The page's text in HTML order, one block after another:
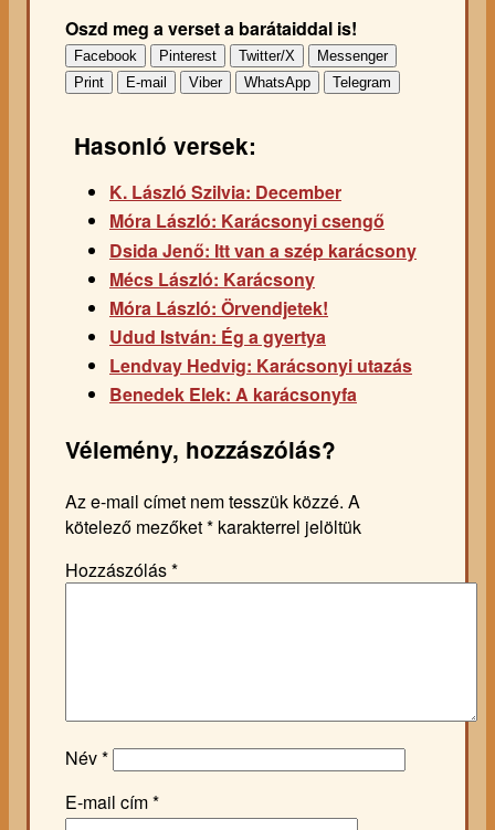
Oszd meg a verset a barátaiddal is!
Facebook Pinterest Twitter/X
Messenger
Print
E-mail Viber WhatsApp Telegram
Hasonló versek:
K. László Szilvia: December
Móra László: Karácsonyi csengő
Dsida Jenő: Itt van a szép karácsony
Mécs László: Karácsony
Móra László: Örvendjetek!
Udud István: Ég a gyertya
Lendvay Hedvig: Karácsonyi utazás
Benedek Elek: A karácsonyfa
Vélemény, hozzászólás?
Az e-mail címet nem tesszük közzé. A
kötelező mezőket* karakterrel jelöltük
Hozzászólás*
Név*
E-mail cím*